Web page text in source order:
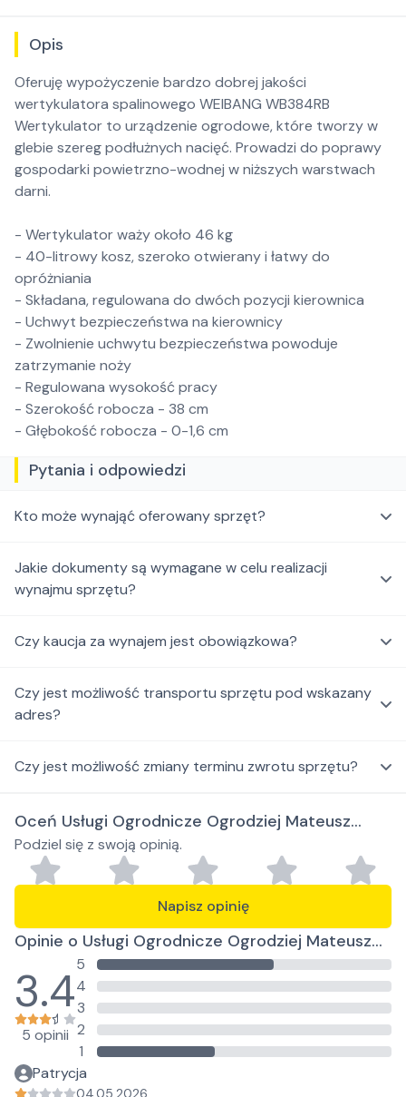
Opis
Oferuję wypożyczenie bardzo dobrej jakości
wertykulatora spalinowego WEIBANG WB384RB
Wertykulator to urządzenie ogrodowe, które tworzy w
glebie szereg podłużnych nacięć. Prowadzi do poprawy
gospodarki powietrzno-wodnej w niższych warstwach
darni.
- Wertykulator waży około 46 kg
- 40-litrowy kosz, szeroko otwierany i łatwy do
opróżniania
- Składana, regulowana do dwóch pozycji kierownica
- Uchwyt bezpieczeństwa na kierownicy
- Zwolnienie uchwytu bezpieczeństwa powoduje
zatrzymanie noży
- Regulowana wysokość pracy
- Szerokość robocza - 38 cm
- Głębokość robocza - 0-1,6 cm
Pytania i odpowiedzi
Kto może wynająć oferowany sprzęt?
Jakie dokumenty są wymagane w celu realizacji
wynajmu sprzętu?
Czy kaucja za wynajem jest obowiązkowa?
Czy jest możliwość transportu sprzętu pod wskazany
adres?
Czy jest możliwość zmiany terminu zwrotu sprzętu?
Oceń Usługi Ogrodnicze Ogrodziej Mateusz
Krzewiński
Podziel się z swoją opinią.
Napisz opinię
Opinie o Usługi Ogrodnicze Ogrodziej Mateusz
Krzewiński
3.4
5 opinii
5
4
3
2
1
Patrycja
04.05.2026